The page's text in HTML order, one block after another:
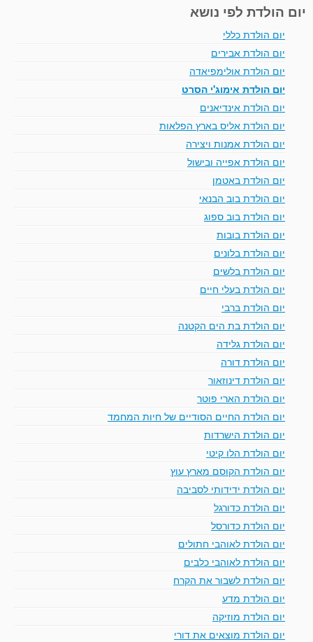
יום הולדת לפי נושא
יום הולדת כללי
יום הולדת אבירים
יום הולדת אולימפיאדה
יום הולדת אימוג'י הסרט
יום הולדת אינדיאנים
יום הולדת אליס בארץ הפלאות
יום הולדת אמנות ויצירה
יום הולדת אפייה ובישול
יום הולדת באטמן
יום הולדת בוב הבנאי
יום הולדת בוב ספוג
יום הולדת בובות
יום הולדת בלונים
יום הולדת בלשים
יום הולדת בעלי חיים
יום הולדת ברבי
יום הולדת בת הים הקטנה
יום הולדת גלידה
יום הולדת דורה
יום הולדת דינוזאור
יום הולדת הארי פוטר
יום הולדת החיים הסודיים של חיות המחמד
יום הולדת הישרדות
יום הולדת הלו קיטי
יום הולדת הקוסם מארץ עוץ
יום הולדת ידידותי לסביבה
יום הולדת כדורגל
יום הולדת כדורסל
יום הולדת לאוהבי חתולים
יום הולדת לאוהבי כלבים
יום הולדת לשבור את הקרח
יום הולדת מדע
יום הולדת מוזיקה
יום הולדת מוצאים את דורי